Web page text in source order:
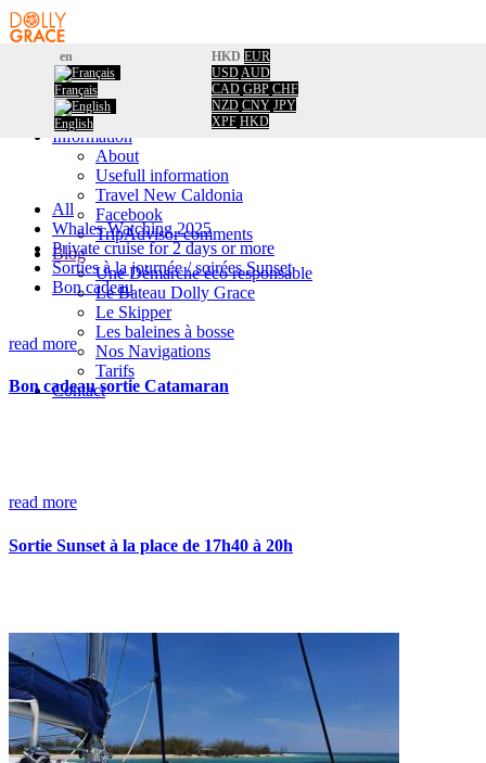
en
Français
English
HKD EUR
USDAUD
CAD GBP CHF
NZD CNY JPY
XPF HKD
Home
Booking
Calendar
Information
About
Usefull information
Travel New Caldonia
Facebook
TripAdvisor comments
Blog
Une Démarche éco responsable
Le Bateau Dolly Grace
Le Skipper
Les baleines à bosse
Nos Navigations
Tarifs
Contact
All
Whales Watching 2025
Private cruise for 2 days or more
Sorties à la journée / soirées Sunset
Bon cadeau
read more
Bon cadeau sortie Catamaran
read more
Sortie Sunset à la place de 17h40 à 20h